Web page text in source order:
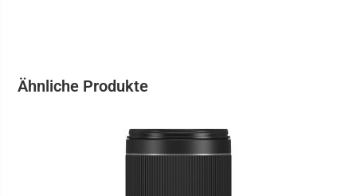
Ähnliche Produkte